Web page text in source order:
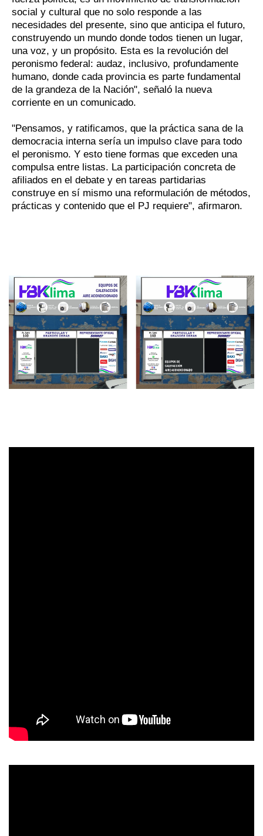
social y cultural que no solo responde a las
necesidades del presente, sino que anticipa el futuro,
construyendo un mundo donde todos tienen un lugar,
una voz, y un propósito. Esta es la revolución del
peronismo federal: audaz, inclusivo, profundamente
humano, donde cada provincia es parte fundamental
de la grandeza de la Nación", señaló la nueva
corriente en un comunicado.
"Pensamos, y ratificamos, que la práctica sana de la
democracia interna sería un impulso clave para todo
el peronismo. Y esto tiene formas que exceden una
compulsa entre listas. La participación concreta de
afiliados en el debate y en tareas partidarias
construye en sí mismo una reformulación de métodos,
prácticas y contenido que el PJ requiere", afirmaron.